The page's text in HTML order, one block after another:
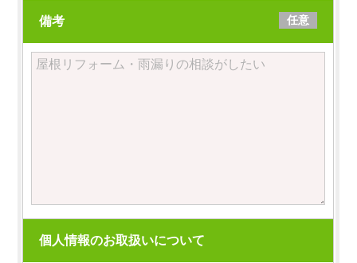
備考 任意
個人情報のお取扱いについて